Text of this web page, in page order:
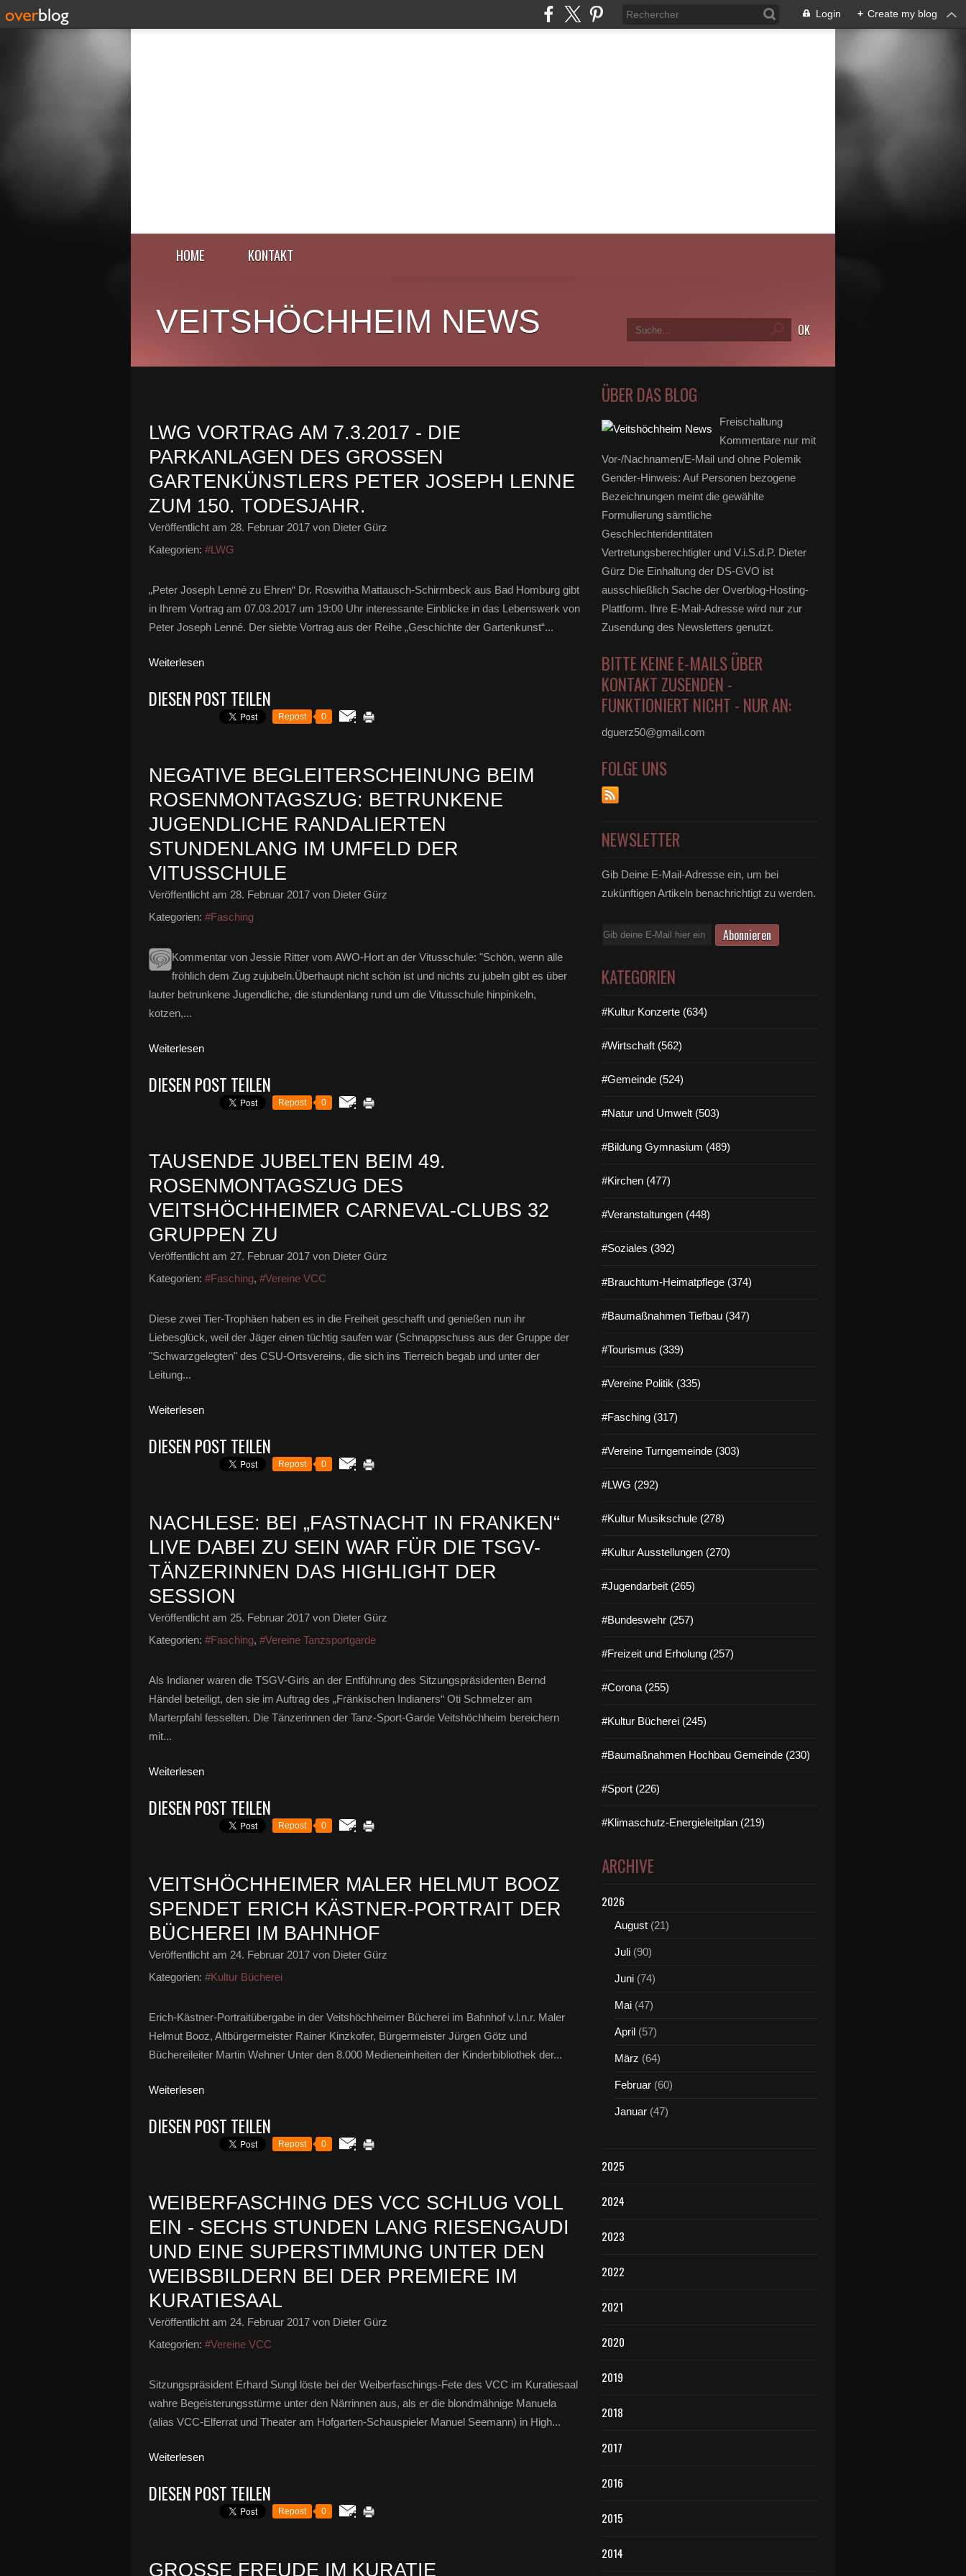
Login + Create my blog
HOME KONTAKT
VEITSHÖCHHEIM NEWS
LWG VORTRAG AM 7.3.2017 - DIE
PARKANLAGEN DES GROSSEN G
ARTENKÜNSTLERS PETER JOSEPH LENNE Z
UM 150. TODESJAHR.
Veröffentlicht am 28. Februar 2017 von Dieter Gürz
Kategorien: #LWG
„Peter Joseph Lenné zu Ehren“ Dr. Roswitha Mattausch-Schirmbeck aus Bad Homburg gibt
in Ihrem Vortrag am 07.03.2017 um 19:00 Uhr interessante Einblicke in das Lebenswerk von
Peter Joseph Lenné. Der siebte Vortrag aus der Reihe „Geschichte der Gartenkunst“...
Weiterlesen
DIESEN POST TEILEN
Repost 0
NEGATIVE BEGLEITERSCHEINUNG BEIM
ROSENMONTAGSZUG: BETRUNKENE
JUGENDLICHE RANDALIERTEN
STUNDENLANG IM UMFELD DER
VITUSSCHULE
Veröffentlicht am 28. Februar 2017 von Dieter Gürz
Kategorien: #Fasching
Kommentar von Jessie Ritter vom AWO-Hort an der Vitusschule: "Schön, wenn alle
fröhlich dem Zug zujubeln.Überhaupt nicht schön ist und nichts zu jubeln gibt es über
lauter betrunkene Jugendliche, die stundenlang rund um die Vitusschule hinpinkeln,
kotzen,...
Weiterlesen
DIESEN POST TEILEN
Repost 0
TAUSENDE JUBELTEN BEIM 49.
ROSENMONTAGSZUG DES
VEITSHÖCHHEIMER CARNEVAL-CLUBS 32
GRUPPEN ZU
Veröffentlicht am 27. Februar 2017 von Dieter Gürz
Kategorien: #Fasching, #Vereine VCC
Diese zwei Tier-Trophäen haben es in die Freiheit geschafft und genießen nun ihr
Liebesglück, weil der Jäger einen tüchtig saufen war (Schnappschuss aus der Gruppe der
"Schwarzgelegten" des CSU-Ortsvereins, die sich ins Tierreich begab und unter der
Leitung...
Weiterlesen
DIESEN POST TEILEN
Repost 0
NACHLESE: BEI „FASTNACHT IN FRANKEN“
LIVE DABEI ZU SEIN WAR FÜR DIE TSGV-
TÄNZERINNEN DAS HIGHLIGHT DER
SESSION
Veröffentlicht am 25. Februar 2017 von Dieter Gürz
Kategorien: #Fasching, #Vereine Tanzsportgarde
Als Indianer waren die TSGV-Girls an der Entführung des Sitzungspräsidenten Bernd
Händel beteiligt, den sie im Auftrag des „Fränkischen Indianers“ Oti Schmelzer am
Marterpfahl fesselten. Die Tänzerinnen der Tanz-Sport-Garde Veitshöchheim bereichern
mit...
Weiterlesen
DIESEN POST TEILEN
Repost 0
VEITSHÖCHHEIMER MALER HELMUT BOOZ
SPENDET ERICH KÄSTNER-PORTRAIT DER
BÜCHEREI IM BAHNHOF
Veröffentlicht am 24. Februar 2017 von Dieter Gürz
Kategorien: #Kultur Bücherei
Erich-Kästner-Portraitübergabe in der Veitshöchheimer Bücherei im Bahnhof v.l.n.r. Maler
Helmut Booz, Altbürgermeister Rainer Kinzkofer, Bürgermeister Jürgen Götz und
Büchereileiter Martin Wehner Unter den 8.000 Medieneinheiten der Kinderbibliothek der...
Weiterlesen
DIESEN POST TEILEN
Repost 0
WEIBERFASCHING DES VCC SCHLUG VOLL
EIN - SECHS STUNDEN LANG RIESENGAUDI
UND EINE SUPERSTIMMUNG UNTER DEN
WEIBSBILDERN BEI DER PREMIERE IM
KURATIESAAL
Veröffentlicht am 24. Februar 2017 von Dieter Gürz
Kategorien: #Vereine VCC
Sitzungspräsident Erhard Sungl löste bei der Weiberfaschings-Fete des VCC im Kuratiesaal
wahre Begeisterungsstürme unter den Närrinnen aus, als er die blondmähnige Manuela
(alias VCC-Elferrat und Theater am Hofgarten-Schauspieler Manuel Seemann) in High...
Weiterlesen
DIESEN POST TEILEN
Repost 0
GROSSE FREUDE IM KURATIE K
ÜBER DAS BLOG
Freischaltung
Kommentare nur mit
Vor-/Nachnamen/E-Mail und ohne Polemik
Gender-Hinweis: Auf Personen bezogene
Bezeichnungen meint die gewählte
Formulierung sämtliche
Geschlechteridentitäten
Vertretungsberechtigter und V.i.S.d.P. Dieter
Gürz Die Einhaltung der DS-GVO ist
ausschließlich Sache der Overblog-Hosting-
Plattform. Ihre E-Mail-Adresse wird nur zur
Zusendung des Newsletters genutzt.
BITTE KEINE E-MAILS ÜBER
KONTAKT ZUSENDEN -
FUNKTIONIERT NICHT - NUR AN:
dguerz50@gmail.com
FOLGE UNS
NEWSLETTER
Gib Deine E-Mail-Adresse ein, um bei
zukünftigen Artikeln benachrichtigt zu werden.
E-
KATEGORIEN
#Kultur Konzerte (634)
#Wirtschaft (562)
#Gemeinde (524)
#Natur und Umwelt (503)
#Bildung Gymnasium (489)
#Kirchen (477)
#Veranstaltungen (448)
#Soziales (392)
#Brauchtum-Heimatpflege (374)
#Baumaßnahmen Tiefbau (347)
#Tourismus (339)
#Vereine Politik (335)
#Fasching (317)
#Vereine Turngemeinde (303)
#LWG (292)
#Kultur Musikschule (278)
#Kultur Ausstellungen (270)
#Jugendarbeit (265)
#Bundeswehr (257)
#Freizeit und Erholung (257)
#Corona (255)
#Kultur Bücherei (245)
#Baumaßnahmen Hochbau Gemeinde (230)
#Sport (226)
#Klimaschutz-Energieleitplan (219)
ARCHIVE
2026
August (21)
Juli (90)
Juni (74)
Mai (47)
April (57)
März (64)
Februar (60)
Januar (47)
2025
2024
2023
2022
2021
2020
2019
2018
2017
2016
2015
2014